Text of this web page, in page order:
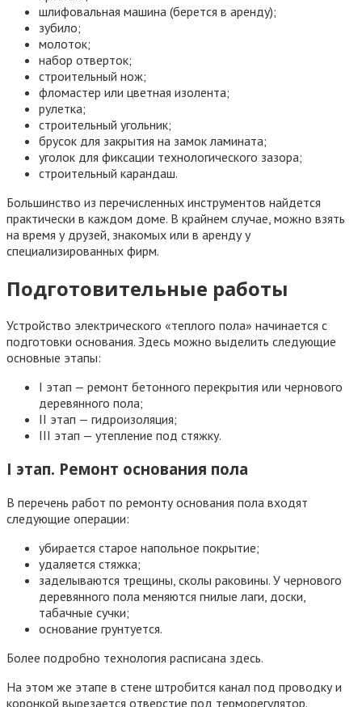
шлифовальная машина (берется в аренду);
зубило;
молоток;
набор отверток;
строительный нож;
фломастер или цветная изолента;
рулетка;
строительный угольник;
брусок для закрытия на замок ламината;
уголок для фиксации технологического зазора;
строительный карандаш.
Большинство из перечисленных инструментов найдется
практически в каждом доме. В крайнем случае, можно взять
на время у друзей, знакомых или в аренду у
специализированных фирм.
Подготовительные работы
Устройство электрического «теплого пола» начинается с
подготовки основания. Здесь можно выделить следующие
основные этапы:
I этап — ремонт бетонного перекрытия или чернового
деревянного пола;
II этап — гидроизоляция;
III этап — утепление под стяжку.
I этап. Ремонт основания пола
В перечень работ по ремонту основания пола входят
следующие операции:
убирается старое напольное покрытие;
удаляется стяжка;
заделываются трещины, сколы раковины. У чернового
деревянного пола меняются гнилые лаги, доски,
табачные сучки;
основание грунтуется.
Более подробно технология расписана здесь.
На этом же этапе в стене штробится канал под проводку и
коронкой вырезается отверстие под терморегулятор.